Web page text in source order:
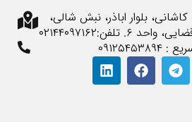
بلوار اباذر، نبش شالی،